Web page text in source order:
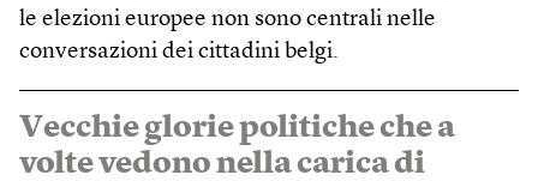
le elezioni europee non sono centrali nelle
conversazioni dei cittadini belgi.
Vecchie glorie politiche che a
volte vedono nella carica di